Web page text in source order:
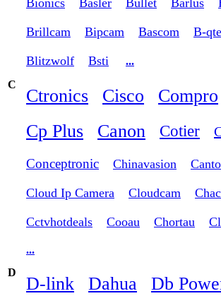
Bionics Basler Bullet Barlus
Brillcam Bipcam Bascom B-
Blitzwolf Bsti
...
C
Ctronics Cisco Compro
Cp Plus
Canon Cotier
Conceptronic Chinavasion
Cloud Ip Camera Cloudcam
Cctvhotdeals Cooau Chortau
...
D
D-link Dahua
Db